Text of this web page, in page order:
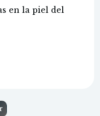
en la piel del